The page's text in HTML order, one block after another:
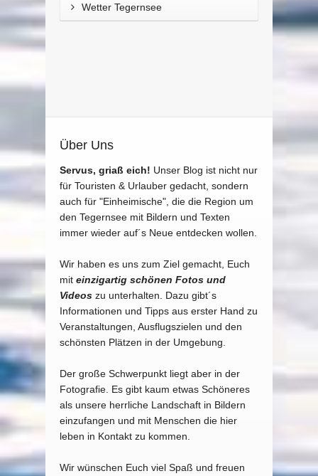
Wetter Tegernsee
Über Uns
Servus, griaß eich! Unser Blog ist nicht nur
für Touristen & Urlauber gedacht, sondern
auch für "Einheimische", die die Region um
den Tegernsee mit Bildern und Texten
immer wieder auf´s Neue entdecken wollen.
Wir haben es uns zum Ziel gemacht, Euch
mit einzigartig schönen Fotos und
Videos zu unterhalten. Dazu gibt´s
Informationen und Tipps aus erster Hand zu
Veranstaltungen, Ausflugszielen und den
schönsten Plätzen in der Umgebung.
Der große Schwerpunkt liegt aber in der
Fotografie. Es gibt kaum etwas Schöneres
als unsere herrliche Landschaft in Bildern
einzufangen und mit Menschen die hier
leben in Kontakt zu kommen.
Wir wünschen Euch viel Spaß und freuen